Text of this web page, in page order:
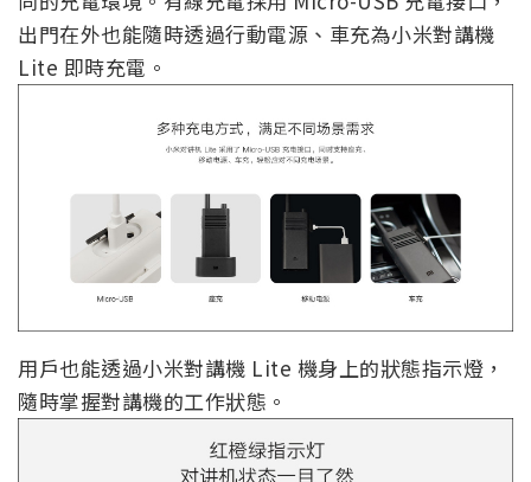
出門在外也能隨時透過行動電源、車充為小米對講機
Lite 即時充電。
用戶也能透過小米對講機 Lite 機身上的狀態指示燈，
隨時掌握對講機的工作狀態。